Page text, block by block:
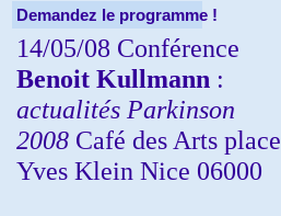
Demandez le programme !
14/05/08 Conférence
Benoit Kullmann :
actualités Parkinson
2008 Café des Arts place
Yves Klein Nice 06000